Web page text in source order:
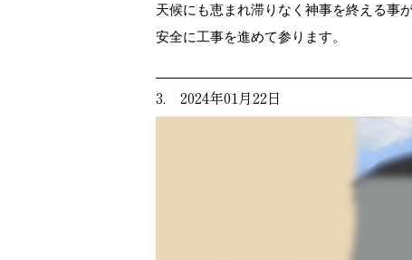
天候にも恵まれ滞りなく神事を終える事
安全に工事を進めて参ります。
3. 2024年01月22日